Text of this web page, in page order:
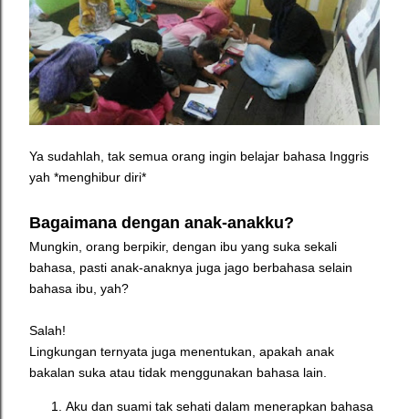
Ya sudahlah, tak semua orang ingin belajar bahasa Inggris
yah *menghibur diri*
Bagaimana dengan anak-anakku?
Mungkin, orang berpikir, dengan ibu yang suka sekali
bahasa, pasti anak-anaknya juga jago berbahasa selain
bahasa ibu, yah?
Salah!
Lingkungan ternyata juga menentukan, apakah anak
bakalan suka atau tidak menggunakan bahasa lain.
Aku dan suami tak sehati dalam menerapkan bahasa